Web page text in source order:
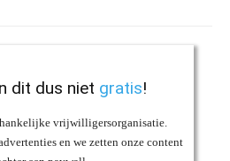
dit dus niet gratis!
vrijwilligersorganisatie.
en we zetten onze content